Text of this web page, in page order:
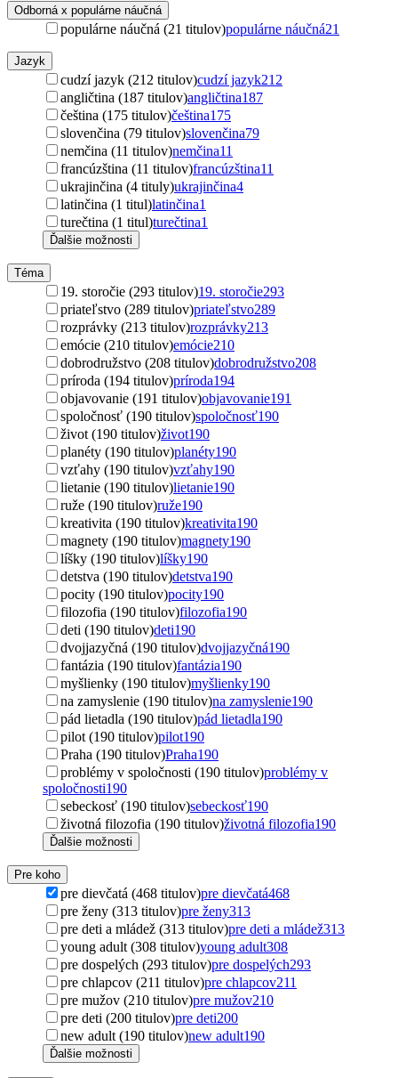
Odborná x populárne náučná
populárne náučná (21 titulov)populárne náučná21
Jazyk
cudzí jazyk (212 titulov)cudzí jazyk212
angličtina (187 titulov)angličtina187
čeština (175 titulov)čeština175
slovenčina (79 titulov)slovenčina79
nemčina (11 titulov)nemčina11
francúzština (11 titulov)francúzština11
ukrajinčina (4 tituly)ukrajinčina4
latinčina (1 titul)latinčina1
turečtina (1 titul)turečtina1
Ďalšie možnosti
Téma
19. storočie (293 titulov)19. storočie293
priateľstvo (289 titulov)priateľstvo289
rozprávky (213 titulov)rozprávky213
emócie (210 titulov)emócie210
dobrodružstvo (208 titulov)dobrodružstvo208
príroda (194 titulov)príroda194
objavovanie (191 titulov)objavovanie191
spoločnosť (190 titulov)spoločnosť190
život (190 titulov)život190
planéty (190 titulov)planéty190
vzťahy (190 titulov)vzťahy190
lietanie (190 titulov)lietanie190
ruže (190 titulov)ruže190
kreativita (190 titulov)kreativita190
magnety (190 titulov)magnety190
líšky (190 titulov)líšky190
detstva (190 titulov)detstva190
pocity (190 titulov)pocity190
filozofia (190 titulov)filozofia190
deti (190 titulov)deti190
dvojjazyčná (190 titulov)dvojjazyčná190
fantázia (190 titulov)fantázia190
myšlienky (190 titulov)myšlienky190
na zamyslenie (190 titulov)na zamyslenie190
pád lietadla (190 titulov)pád lietadla190
pilot (190 titulov)pilot190
Praha (190 titulov)Praha190
problémy v spoločnosti (190 titulov)problémy v
spoločnosti190
sebeckosť (190 titulov)sebeckosť190
životná filozofia (190 titulov)životná filozofia190
Ďalšie možnosti
Pre koho
pre dievčatá (468 titulov)pre dievčatá468
pre ženy (313 titulov)pre ženy313
pre deti a mládež (313 titulov)pre deti a mládež313
young adult (308 titulov)young adult308
pre dospelých (293 titulov)pre dospelých293
pre chlapcov (211 titulov)pre chlapcov211
pre mužov (210 titulov)pre mužov210
pre deti (200 titulov)pre deti200
new adult (190 titulov)new adult190
Ďalšie možnosti